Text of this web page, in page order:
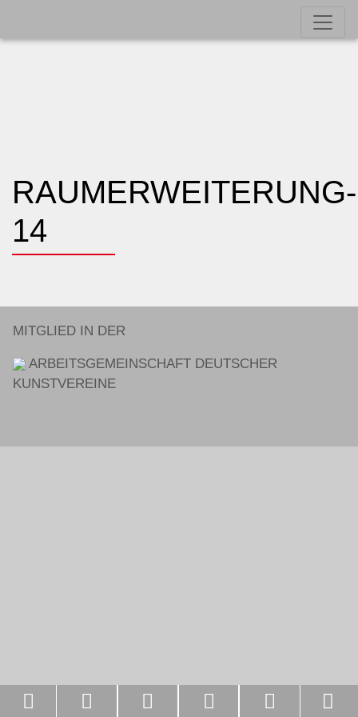
RAUMERWEITERUNG-
14
MITGLIED IN DER
ARBEITSGEMEINSCHAFT DEUTSCHER
KUNSTVEREINE